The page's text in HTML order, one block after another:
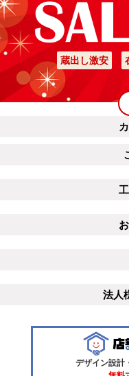
ました。雨の日も濡
ずに乗り降りできて便
利です。
工事
蔵出し激安
法人
デザイン設計